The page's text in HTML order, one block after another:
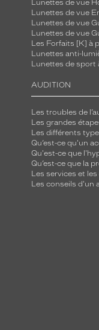
Lunettes de vue
Lunettes de vue
Lunettes de vue
Lunettes de vue
Les Forfaits [K] à
Lunettes anti-
Lunettes de sport
AUDITION
Les troubles de
Les grandes
Les différents
Qu’est-ce qu'un
Qu'est-ce que
Qu’est-ce que la
Les services et
Les conseils d'un